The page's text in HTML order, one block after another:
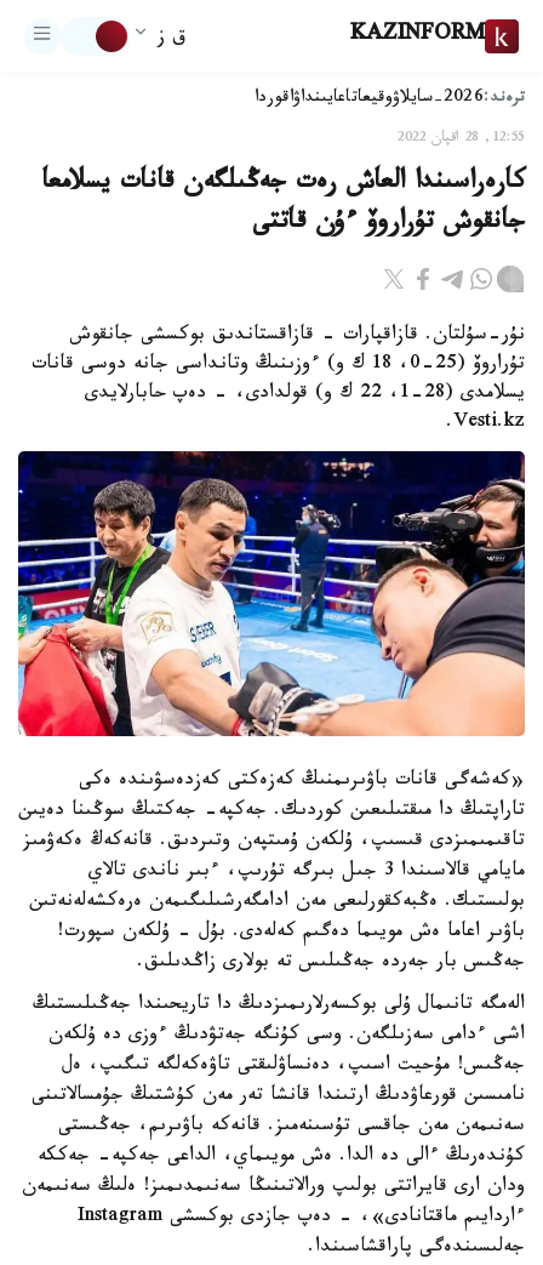
KAZINFORM ق ز
ترەند:2026-سايلاۋ وقيعاتاعايىنداۋاقوردا
12:55, 28 اقپان 2022
كارەراسىندا العاش رەت جەڭىلگەن قانات يسلامعا
جانقوش تۇراروۆ ءۇن قاتتى
نۇر-سۇلتان. قازاقپارات - قازاقستاندىق بوكسشى جانقوش
تۇراروۆ (25-0، 18 ك و) ءوزىنىڭ وتانداسى جانە دوسى قانات
يسلامدى (28-1، 22 ك و) قولدادى، - دەپ حابارلايدى
Vesti.kz.
«كەشەگى قانات باۋىرىمنىڭ كەزەكتى كەزدەسۋىندە ەكى
تاراپتىڭ دا مىقتىلىعىن كوردىك. جەكپە- جەكتىڭ سوڭىنا دەيىن
تاقىمىمىزدى قىسىپ، ۇلكەن ۇمىتپەن وتىردىق. قانەكەڭ ەكەۋمىز
مايامي قالاسىندا 3 جىل بىرگە تۇرىپ، ءبىر ناندى تالاي
بولىستىك. ەڭبەكقورلىعى مەن ادامگەرشىلىگىمەن ەرەكشەلەنەتىن
باۋىر اعاما ەش مويىما دەگىم كەلەدى. بۇل - ۇلكەن سپورت!
جەڭىس بار جەردە جەڭىلىس تە بولارى زاڭدىلىق.
الەمگە تانىمال ۇلى بوكسەرلارىمىزدىڭ دا تاريحىندا جەڭىلىستىڭ
اشى ءدامى سەزىلگەن. وسى كۇنگە جەتۋدىڭ ءوزى دە ۇلكەن
جەڭىس! مۇحيت اسىپ، دەنساۋلىقتى تاۋەكەلگە تىگىپ، ەل
نامىسىن قورعاۋدىڭ ارتىندا قانشا تەر مەن كۇشتىڭ جۇمسالاتىنى
سەنىمەن مەن جاقسى تۇسىنەمىز. قانەكە باۋىرىم، جەڭىستى
كۇندەرىڭ ءالى دە الدا. ەش مويىماي، الداعى جەكپە- جەككە
ودان ارى قايراتتى بولىپ ورالاتىنىڭا سەنىمدىمىز! ەلىڭ سەنىمەن
ءاردايىم ماقتانادى»، - دەپ جازدى بوكسشى Instagram
جەلىسىندەگى پاراقشاسىندا.